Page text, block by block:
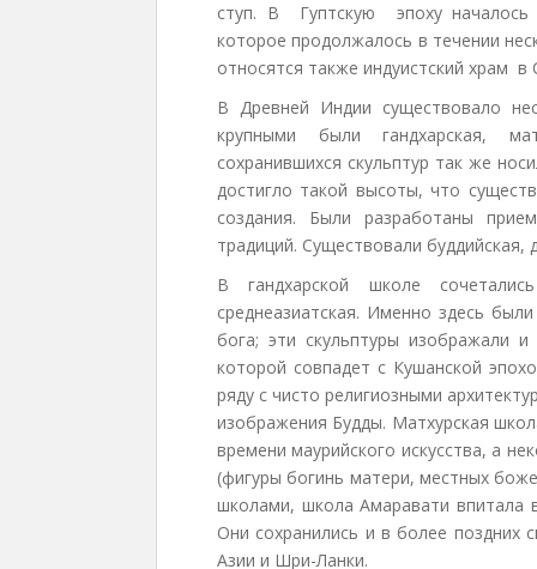
ступ. В Гуптскую эпоху началось
которое продолжалось в течении
относятся также индуистский храм
В Древней Индии существовало
крупными были гандхарская,
сохранившихся скульптур так же
достигло такой высоты, что
создания. Были разработаны
традиций. Существовали буддийская,
В гандхарской школе
среднеазиатская. Именно здесь
бога; эти скульптуры изображали
которой совпадет с Кушанской
ряду с чисто религиозными
изображения Будды. Матхурская
времени маурийского искусства, а
(фигуры богинь матери, местных
школами, школа Амаравати впитала
Они сохранились и в более поздних
Азии и Шри-Ланки.